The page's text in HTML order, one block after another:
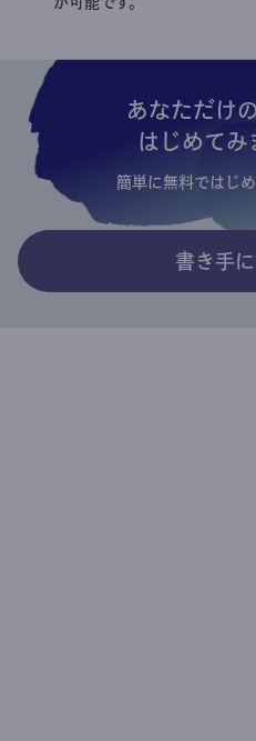
あなただけ
はじめてみ
簡単に無料ではじ
書き手